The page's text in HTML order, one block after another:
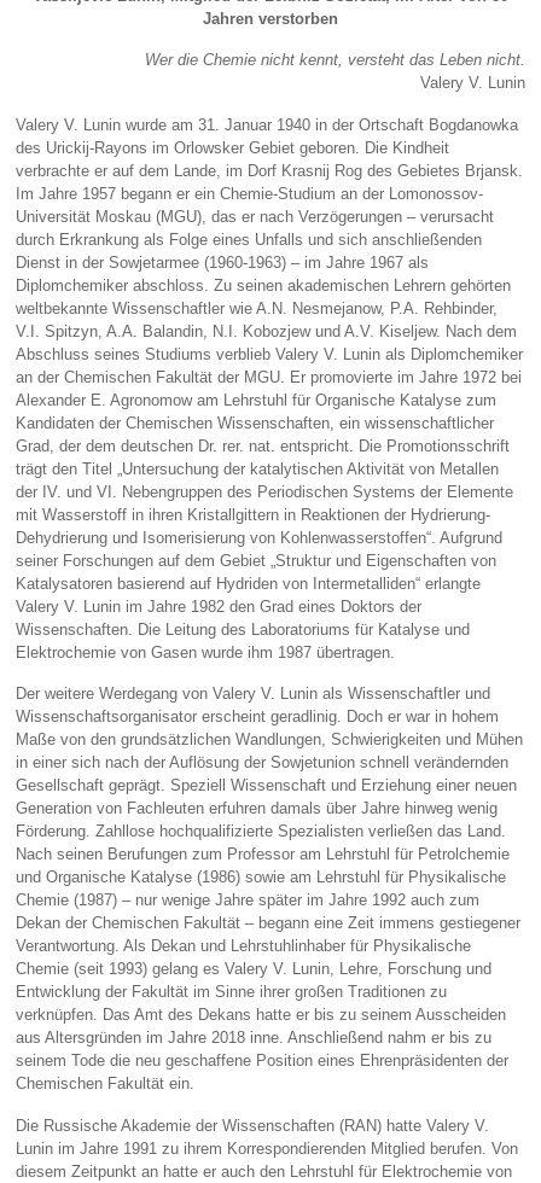
Jahren verstorben
Wer die Chemie nicht kennt, versteht das Leben nicht.
Valery V. Lunin
Valery V. Lunin wurde am 31. Januar 1940 in der Ortschaft Bogdanowka
des Urickij-Rayons im Orlowsker Gebiet geboren. Die Kindheit
verbrachte er auf dem Lande, im Dorf Krasnij Rog des Gebietes Brjansk.
Im Jahre 1957 begann er ein Chemie-Studium an der Lomonossov-
Universität Moskau (MGU), das er nach Verzögerungen – verursacht
durch Erkrankung als Folge eines Unfalls und sich anschließenden
Dienst in der Sowjetarmee (1960-1963) – im Jahre 1967 als
Diplomchemiker abschloss. Zu seinen akademischen Lehrern gehörten
weltbekannte Wissenschaftler wie A.N. Nesmejanow, P.A. Rehbinder,
V.I. Spitzyn, A.A. Balandin, N.I. Kobozjew und A.V. Kiseljew. Nach dem
Abschluss seines Studiums verblieb Valery V. Lunin als Diplomchemiker
an der Chemischen Fakultät der MGU. Er promovierte im Jahre 1972 bei
Alexander E. Agronomow am Lehrstuhl für Organische Katalyse zum
Kandidaten der Chemischen Wissenschaften, ein wissenschaftlicher
Grad, der dem deutschen Dr. rer. nat. entspricht. Die Promotionsschrift
trägt den Titel „Untersuchung der katalytischen Aktivität von Metallen
der IV. und VI. Nebengruppen des Periodischen Systems der Elemente
mit Wasserstoff in ihren Kristallgittern in Reaktionen der Hydrierung-
Dehydrierung und Isomerisierung von Kohlenwasserstoffen“. Aufgrund
seiner Forschungen auf dem Gebiet „Struktur und Eigenschaften von
Katalysatoren basierend auf Hydriden von Intermetalliden“ erlangte
Valery V. Lunin im Jahre 1982 den Grad eines Doktors der
Wissenschaften. Die Leitung des Laboratoriums für Katalyse und
Elektrochemie von Gasen wurde ihm 1987 übertragen.
Der weitere Werdegang von Valery V. Lunin als Wissenschaftler und
Wissenschaftsorganisator erscheint geradlinig. Doch er war in hohem
Maße von den grundsätzlichen Wandlungen, Schwierigkeiten und Mühen
in einer sich nach der Auflösung der Sowjetunion schnell verändernden
Gesellschaft geprägt. Speziell Wissenschaft und Erziehung einer neuen
Generation von Fachleuten erfuhren damals über Jahre hinweg wenig
Förderung. Zahllose hochqualifizierte Spezialisten verließen das Land.
Nach seinen Berufungen zum Professor am Lehrstuhl für Petrolchemie
und Organische Katalyse (1986) sowie am Lehrstuhl für Physikalische
Chemie (1987) – nur wenige Jahre später im Jahre 1992 auch zum
Dekan der Chemischen Fakultät – begann eine Zeit immens gestiegener
Verantwortung. Als Dekan und Lehrstuhlinhaber für Physikalische
Chemie (seit 1993) gelang es Valery V. Lunin, Lehre, Forschung und
Entwicklung der Fakultät im Sinne ihrer großen Traditionen zu
verknüpfen. Das Amt des Dekans hatte er bis zu seinem Ausscheiden
aus Altersgründen im Jahre 2018 inne. Anschließend nahm er bis zu
seinem Tode die neu geschaffene Position eines Ehrenpräsidenten der
Chemischen Fakultät ein.
Die Russische Akademie der Wissenschaften (RAN) hatte Valery V.
Lunin im Jahre 1991 zu ihrem Korrespondierenden Mitglied berufen. Von
diesem Zeitpunkt an hatte er auch den Lehrstuhl für Elektrochemie von